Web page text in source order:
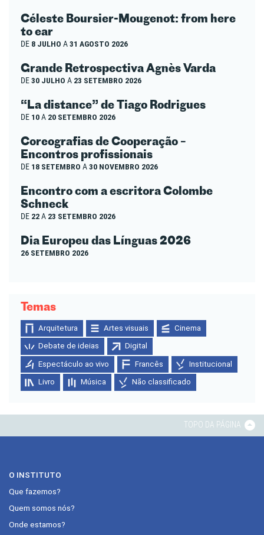
Céleste Boursier-Mougenot: from here
to ear
DE 8 JULHO A31 AGOSTO 2026
Grande Retrospectiva Agnès Varda
DE30 JULHO A 23 SETEMBRO 2026
“La distance” de Tiago Rodrigues
DE 10A 20 SETEMBRO 2026
Coreografias de Cooperação –
Encontros profissionais
DE 18 SETEMBRO A30 NOVEMBRO 2026
Encontro com a escritora Colombe
Schneck
DE 22A 23 SETEMBRO 2026
Dia Europeu das Línguas 2026
26 SETEMBRO 2026
Temas
Arquitetura Artes visuais Cinema
Debate de ideias Digital
Espectáculo ao vivo Francês Institucional
Livro Música Não classificado
TOPO DA PÁGINA
O INSTITUTO
Que fazemos?
Quem somos nós?
Onde estamos?